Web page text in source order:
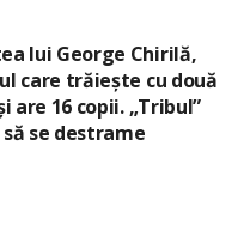
lui George Chirilă,
care trăiește cu două
are 16 copii. „Tribul”
se destrame